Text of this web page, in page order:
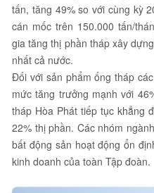
tấn, tăng 49% so với cùng kỳ
cán mốc trên 150.000 tấn/
gia tăng thị phần tháp xây
nhất cả nước.
Đối với sản phẩm ống tháp
mức tăng trưởng mạnh với
tháp Hòa Phát tiếp tục khẳng
22% thị phần. Các nhóm
bất động sản hoạt động ổn
kinh doanh của toàn Tập đoàn.